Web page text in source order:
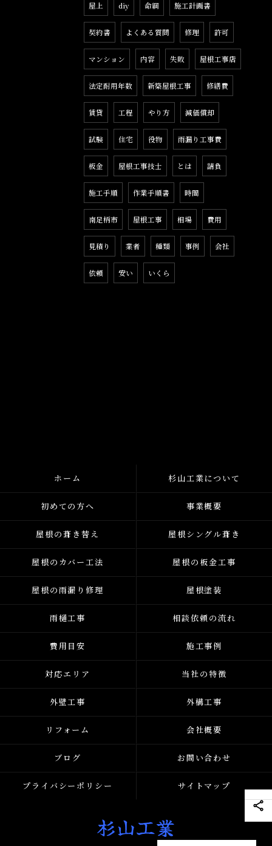
屋上 diy 命綱 施工計画書
契約書 よくある質問 修理 許可
マンション 内容 失敗 屋根工事店
法定耐用年数 新築屋根工事 修繕費
賃貸 工程 やり方 減価償却
試験 住宅 役物 雨漏り工事費
板金 屋根工事技士 とは 請負
施工手順 作業手順書 時間
南足柄市 屋根工事 相場 費用
見積り 業者 種類 事例 会社
依頼 安い いくら
ホーム 杉山工業について
初めての方へ 事業概要
屋根の葺き替え 屋根シングル葺き
屋根のカバー工法 屋根の板金工事
屋根の雨漏り修理 屋根塗装
雨樋工事 相談依頼の流れ
費用目安 施工事例
対応エリア 当社の特徴
外壁工事 外構工事
リフォーム 会社概要
ブログ お問い合わせ
プライバシーポリシー サイトマップ